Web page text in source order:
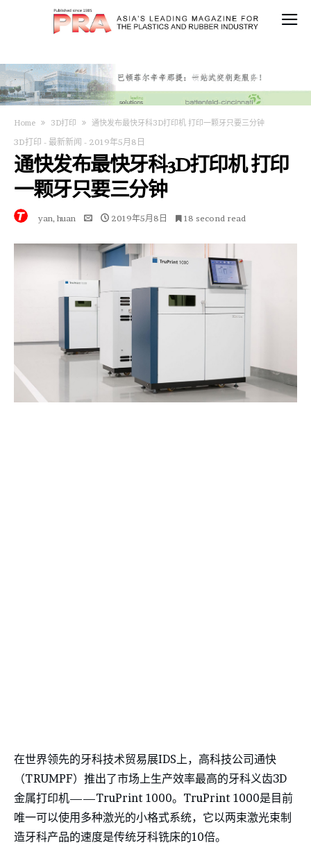
Home 3D打印 通快发布最快牙科3D打印机 打印一颗牙只要三分钟
3D打印 - 最新新闻 - 2019年5月8日
通快发布最快牙科3D打印机 打印
一颗牙只要三分钟
yan, huan 2019年5月8日 18 second read
在世界领先的牙科技术贸易展IDS上，高科技公司通快
（TRUMPF）推出了市场上生产效率最高的牙科义齿3D
金属打印机——TruPrint 1000。TruPrint 1000是目前
唯一可以使用多种激光的小格式系统，它以两束激光束制
造牙科产品的速度是传统牙科铣床的10倍。